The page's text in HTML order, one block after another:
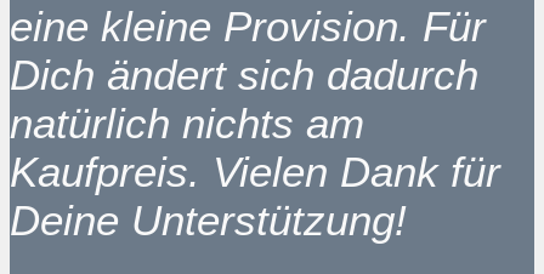
eine kleine Provision. Für
Dich ändert sich dadurch
natürlich nichts am
Kaufpreis. Vielen Dank für
Deine Unterstützung!